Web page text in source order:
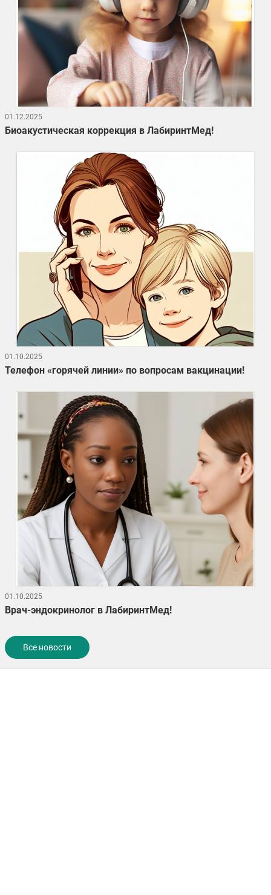
01.12.2025
Биоакустическая коррекция в ЛабиринтМед!
01.10.2025
Телефон «горячей линии» по вопросам вакцинации!
01.10.2025
Врач-эндокринолог в ЛабиринтМед!
Все новости